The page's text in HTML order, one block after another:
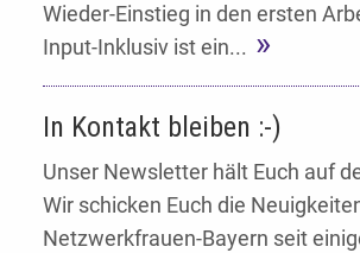
Wieder-Einstieg in den ersten
Input-Inklusiv ist ein...
In Kontakt bleiben :-)
Unser Newsletter hält Euch auf
Wir schicken Euch die
Netzwerkfrauen-Bayern seit